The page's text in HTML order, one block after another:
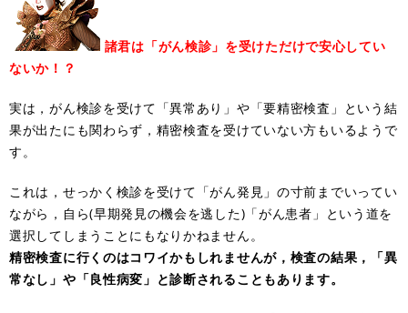
諸君は「がん検診」を受けただけで安心してい
ないか！？
実は，がん検診を受けて「異常あり」や「要精密検査」という結
果が出たにも関わらず，精密検査を受けていない方もいるようで
す。
これは，せっかく検診を受けて「がん発見」の寸前までいってい
ながら，自ら(早期発見の機会を逃した)「がん患者」という道を
選択してしまうことにもなりかねません。
精密検査に行くのはコワイかもしれませんが，検査の結果，「異
常なし」や「良性病変」と診断されることもあります。